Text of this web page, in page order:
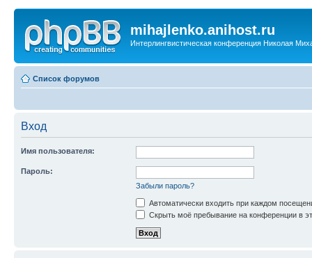
mihajlenko.anihost.ru
Интерлингвистическая конференция Николая
Список форумов
Вход
Имя пользователя:
Пароль:
Забыли пароль?
Автоматически входить при каждом
Скрыть моё пребывание на конференции в